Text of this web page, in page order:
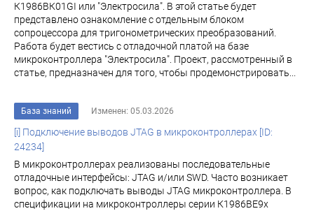
К1986ВК01GI или "Электросила". В этой статье будет
представлено ознакомление с отдельным блоком
сопроцессора для тригонометрических преобразований.
Работа будет вестись с отладочной платой на базе
микроконтроллера "Электросила". Проект, рассмотренный в
статье, предназначен для того, чтобы продемонстрировать...
База знаний Изменен: 05.03.2026
[i] Подключение выводов JTAG в микроконтроллерах [ID:
24234]
В микроконтроллерах реализованы последовательные
отладочные интерфейсы: JTAG и/или SWD. Часто возникает
вопрос, как подключать выводы JTAG микроконтроллера. В
спецификации на микроконтроллеры серии К1986ВЕ9х